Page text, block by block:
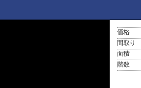
価格
間取り
面積
階数